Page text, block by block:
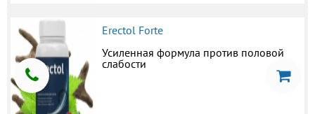
Erectol Forte
Усиленная формула против половой
слабости